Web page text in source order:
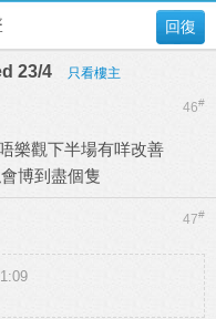
回復
23/4 只看樓主
46#
樂觀下半場有咩改善
博到盡個隻
47#